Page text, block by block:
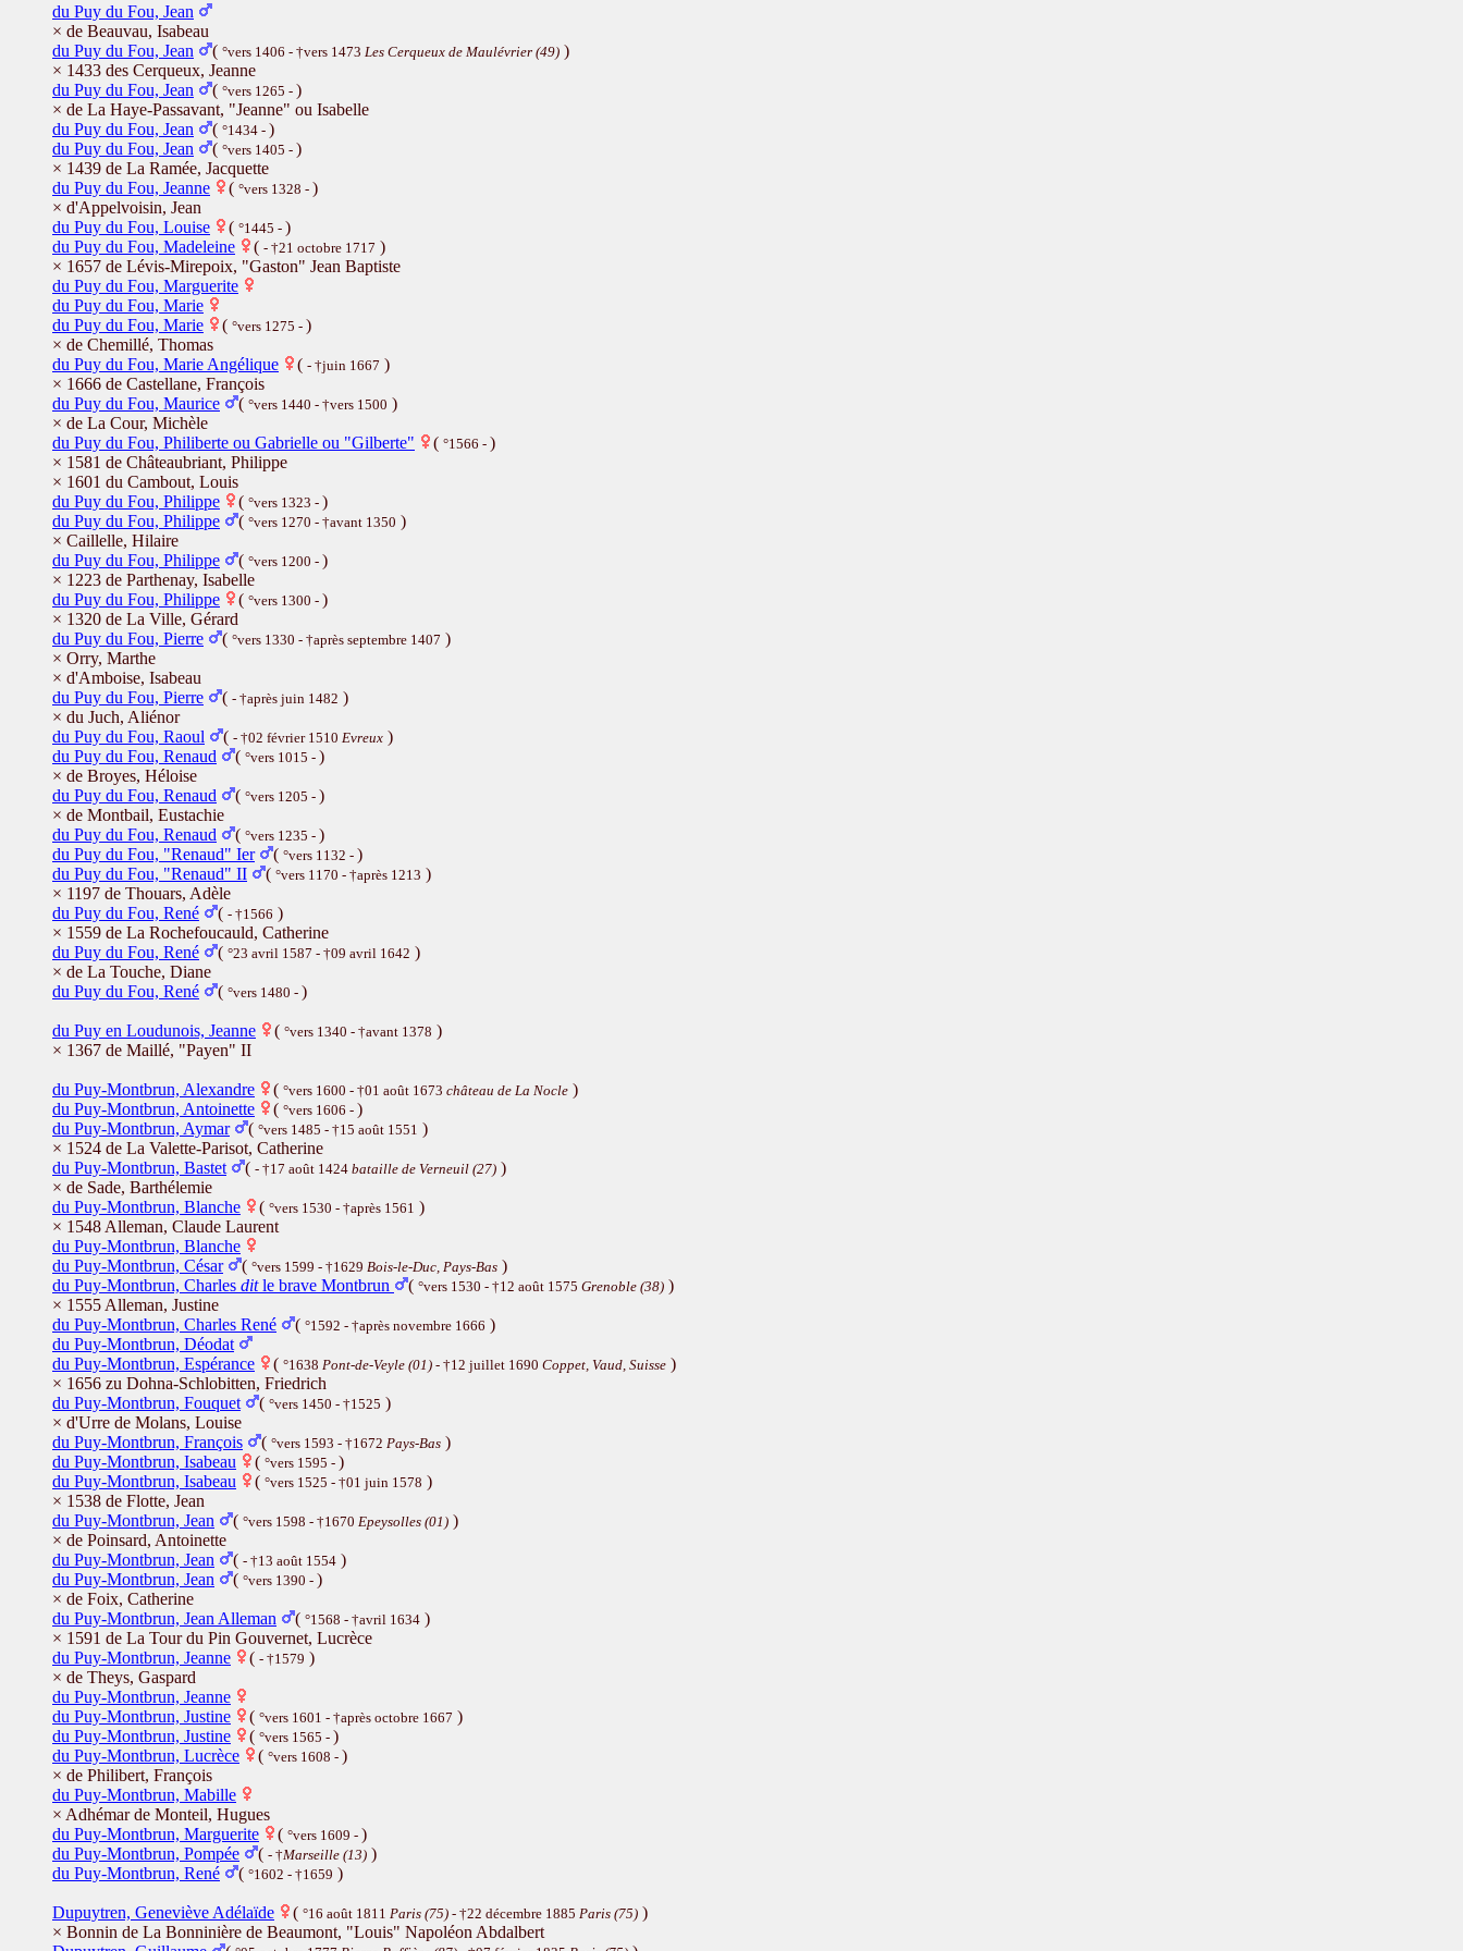
du Puy du Fou, Jean
× de Beauvau, Isabeau
du Puy du Fou, Jean
( °vers 1406 - †vers 1473 Les Cerqueux de Maulévrier (49) )
× 1433 des Cerqueux, Jeanne
du Puy du Fou, Jean
( °vers 1265 - )
× de La Haye-Passavant, "Jeanne" ou Isabelle
du Puy du Fou, Jean
( °1434 - )
du Puy du Fou, Jean
( °vers 1405 - )
× 1439 de La Ramée, Jacquette
du Puy du Fou, Jeanne
( °vers 1328 - )
× d'Appelvoisin, Jean
du Puy du Fou, Louise
( °1445 - )
du Puy du Fou, Madeleine
( - †21 octobre 1717 )
× 1657 de Lévis-Mirepoix, "Gaston" Jean Baptiste
du Puy du Fou, Marguerite
du Puy du Fou, Marie
du Puy du Fou, Marie
( °vers 1275 - )
× de Chemillé, Thomas
du Puy du Fou, Marie Angélique
( - †juin 1667 )
× 1666 de Castellane, François
du Puy du Fou, Maurice
( °vers 1440 - †vers 1500 )
× de La Cour, Michèle
du Puy du Fou, Philiberte ou Gabrielle ou "Gilberte"
( °1566 - )
× 1581 de Châteaubriant, Philippe
× 1601 du Cambout, Louis
du Puy du Fou, Philippe
( °vers 1323 - )
du Puy du Fou, Philippe
( °vers 1270 - †avant 1350 )
× Caillelle, Hilaire
du Puy du Fou, Philippe
( °vers 1200 - )
× 1223 de Parthenay, Isabelle
du Puy du Fou, Philippe
( °vers 1300 - )
× 1320 de La Ville, Gérard
du Puy du Fou, Pierre
( °vers 1330 - †après septembre 1407 )
× Orry, Marthe
× d'Amboise, Isabeau
du Puy du Fou, Pierre
( - †après juin 1482 )
× du Juch, Aliénor
du Puy du Fou, Raoul
( - †02 février 1510 Evreux )
du Puy du Fou, Renaud
( °vers 1015 - )
× de Broyes, Héloise
du Puy du Fou, Renaud
( °vers 1205 - )
× de Montbail, Eustachie
du Puy du Fou, Renaud
( °vers 1235 - )
du Puy du Fou, "Renaud" Ier
( °vers 1132 - )
du Puy du Fou, "Renaud" II
( °vers 1170 - †après 1213 )
× 1197 de Thouars, Adèle
du Puy du Fou, René
( - †1566 )
× 1559 de La Rochefoucauld, Catherine
du Puy du Fou, René
( °23 avril 1587 - †09 avril 1642 )
× de La Touche, Diane
du Puy du Fou, René
( °vers 1480 - )
du Puy en Loudunois, Jeanne ( °vers 1340 - †avant 1378 )
× 1367 de Maillé, "Payen" II
du Puy-Montbrun, Alexandre ( °vers 1600 - †01 août 1673 château de La Nocle )
du Puy-Montbrun, Antoinette
( °vers 1606 - )
du Puy-Montbrun, Aymar
( °vers 1485 - †15 août 1551 )
× 1524 de La Valette-Parisot, Catherine
du Puy-Montbrun, Bastet
( - †17 août 1424 bataille de Verneuil (27) )
× de Sade, Barthélemie
du Puy-Montbrun, Blanche
( °vers 1530 - †après 1561 )
× 1548 Alleman, Claude Laurent
du Puy-Montbrun, Blanche
du Puy-Montbrun, César
( °vers 1599 - †1629 Bois-le-Duc, Pays-Bas )
du Puy-Montbrun, Charles ditle brave Montbrun ( °vers 1530 - †12 août 1575 Grenoble (38) )
× 1555 Alleman, Justine
du Puy-Montbrun, Charles René
( °1592 - †après novembre 1666 )
du Puy-Montbrun, Déodat
du Puy-Montbrun, Espérance
( °1638 Pont-de-Veyle (01) - †12 juillet 1690 Coppet, Vaud, Suisse )
× 1656 zu Dohna-Schlobitten, Friedrich
du Puy-Montbrun, Fouquet
( °vers 1450 - †1525 )
× d'Urre de Molans, Louise
du Puy-Montbrun, François
( °vers 1593 - †1672 Pays-Bas )
du Puy-Montbrun, Isabeau
( °vers 1595 - )
du Puy-Montbrun, Isabeau
( °vers 1525 - †01 juin 1578 )
× 1538 de Flotte, Jean
du Puy-Montbrun, Jean
( °vers 1598 - †1670 Epeysolles (01) )
× de Poinsard, Antoinette
du Puy-Montbrun, Jean
( - †13 août 1554 )
du Puy-Montbrun, Jean
( °vers 1390 - )
× de Foix, Catherine
du Puy-Montbrun, Jean Alleman
( °1568 - †avril 1634 )
× 1591 de La Tour du Pin Gouvernet, Lucrèce
du Puy-Montbrun, Jeanne
( - †1579 )
× de Theys, Gaspard
du Puy-Montbrun, Jeanne
du Puy-Montbrun, Justine
( °vers 1601 - †après octobre 1667 )
du Puy-Montbrun, Justine
( °vers 1565 - )
du Puy-Montbrun, Lucrèce
( °vers 1608 - )
× de Philibert, François
du Puy-Montbrun, Mabille
× Adhémar de Monteil, Hugues
du Puy-Montbrun, Marguerite
( °vers 1609 - )
du Puy-Montbrun, Pompée
( - †Marseille (13) )
du Puy-Montbrun, René
( °1602 - †1659 )
Dupuytren, Geneviève Adélaïde ( °16 août 1811 Paris (75) - †22 décembre 1885 Paris (75) )
× Bonnin de La Bonninière de Beaumont, "Louis" Napoléon Abdalbert